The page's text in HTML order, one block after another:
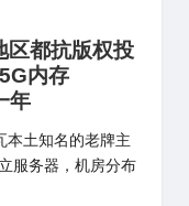
都抗版权投
内存
年
本土知名的老牌主
服务器，机房分布